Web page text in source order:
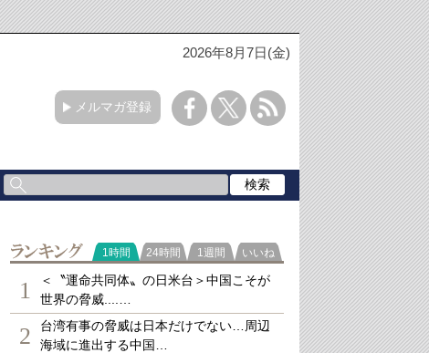
2026年8月7日(金)
メルマガ登録
ランキング
1時間 24時間 1週間 いいね
1
＜〝運命共同体〟の日米台＞中国こそが
世界の脅威....…
2
台湾有事の脅威は日本だけでない…周辺
海域に進出する中国…